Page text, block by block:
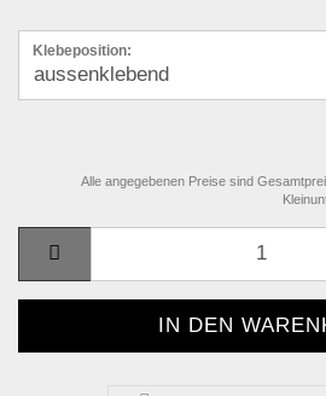
Klebeposition:
Alle angegebenen Preise sind